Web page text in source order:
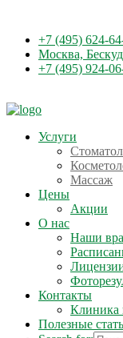
+7 (495) 624-
Москва,
+7 (495) 924-
Услуги
Массаж
Цены
Акции
О нас
Наши
Контакты
Клиника
Полезные